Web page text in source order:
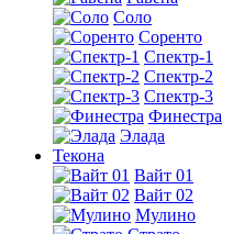
Соло
Соренто
Спектр-1
Спектр-2
Спектр-3
Финестра
Элада
Текона
Вайт 01
Вайт 02
Мулино